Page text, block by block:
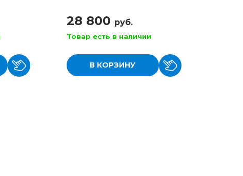
28 800 руб.
Товар есть в наличии
В КОРЗИНУ